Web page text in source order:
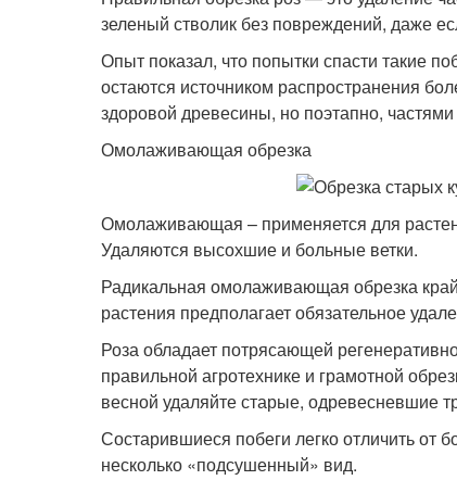
зеленый стволик без повреждений, даже
Опыт показал, что попытки спасти такие
остаются источником распространения
здоровой древесины, но поэтапно,
Омолаживающая обрезка
Омолаживающая – применяется для
Удаляются высохшие и больные ветки.
Радикальная омолаживающая обрезка
растения предполагает обязательное
Роза обладает потрясающей
правильной агротехнике и грамотной
весной удаляйте старые, одревесневшие
Состарившиеся побеги легко отличить от
несколько «подсушенный» вид.